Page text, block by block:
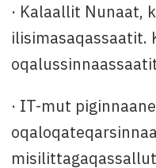
· Kalaallit
ilisimasaqassaatit.
· IT-mut